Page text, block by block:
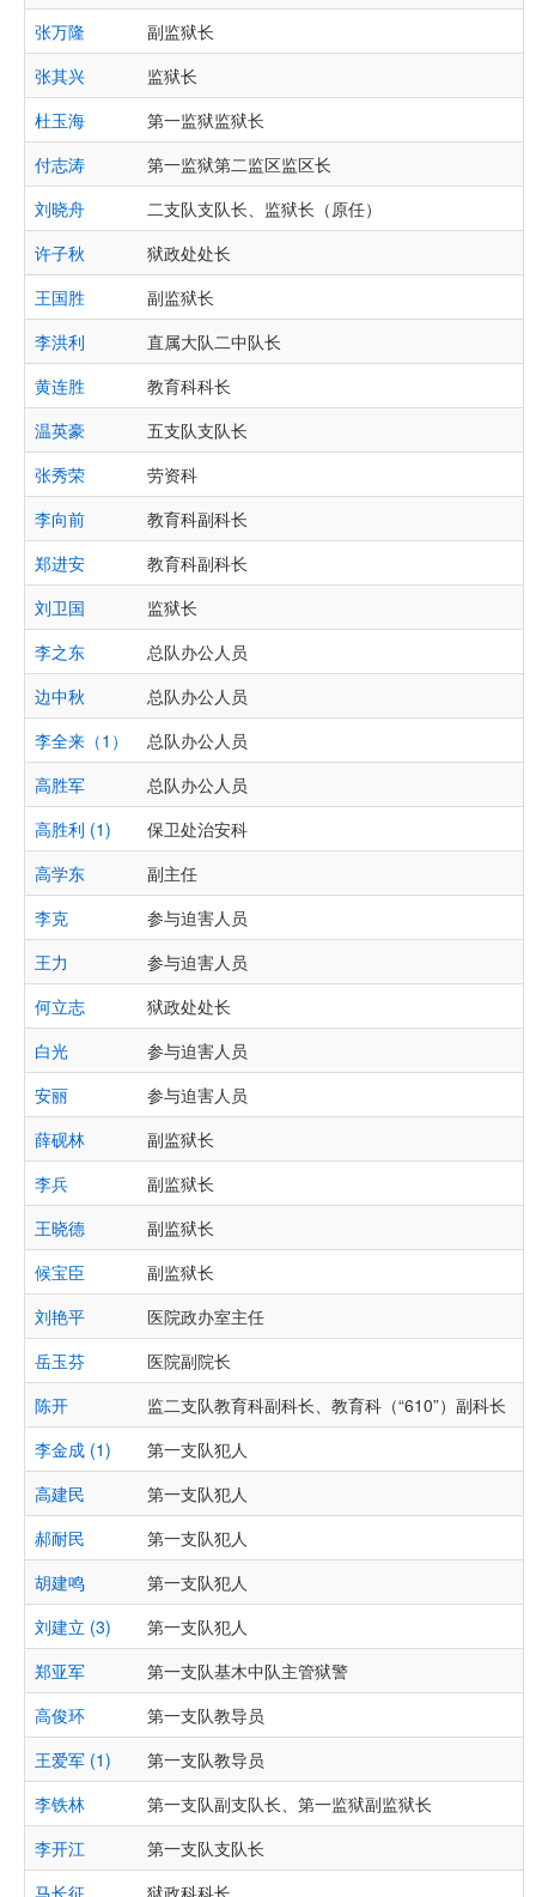
张万隆
副监狱长
张其兴
监狱长
杜玉海
第一监狱监狱长
付志涛
第一监狱第二监区监区长
刘晓舟
二支队支队长、监狱长（原任）
许子秋
狱政处处长
王国胜
副监狱长
李洪利
直属大队二中队长
黄连胜
教育科科长
温英豪
五支队支队长
张秀荣
劳资科
李向前
教育科副科长
郑进安
教育科副科长
刘卫国
监狱长
李之东
总队办公人员
边中秋
总队办公人员
李全来（1）
总队办公人员
高胜军
总队办公人员
高胜利 (1)
保卫处治安科
高学东
副主任
李克
参与迫害人员
王力
参与迫害人员
何立志
狱政处处长
白光
参与迫害人员
安丽
参与迫害人员
薛砚林
副监狱长
李兵
副监狱长
王晓德
副监狱长
候宝臣
副监狱长
刘艳平
医院政办室主任
岳玉芬
医院副院长
陈开
监二支队教育科副科长、教育科（“610”）副科长
李金成 (1)
第一支队犯人
高建民
第一支队犯人
郝耐民
第一支队犯人
胡建鸣
第一支队犯人
刘建立 (3)
第一支队犯人
郑亚军
第一支队基木中队主管狱警
高俊环
第一支队教导员
王爱军 (1)
第一支队教导员
李铁林
第一支队副支队长、第一监狱副监狱长
李开江
第一支队支队长
马长征
狱政科科长